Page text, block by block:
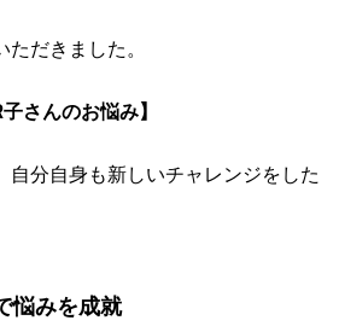
だきました。
さんのお悩み】
自分自身も新しいチャレンジをした
悩みを成就